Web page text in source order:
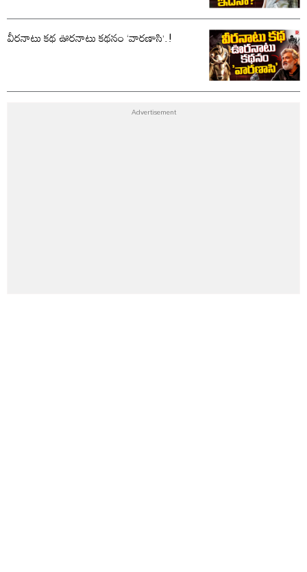
వీరనాటు కథ ఊరనాటు కథనం ‘వారణాసి’.!